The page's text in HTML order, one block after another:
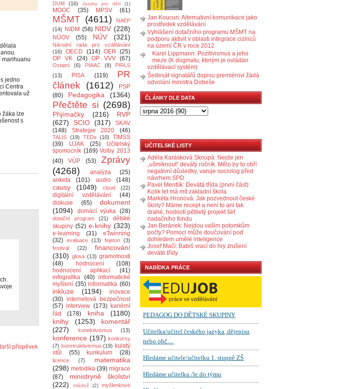
marihuanu
jedno
Centra
už
žáka lze
s
příspěvek
DUM
(16) Jazyky pro děti (1)
MOOC (35) MPSV (61)
MŠMT (4611)
NAEP
(14)
NIDM (58) NIDV (228)
NÚOV (55) NÚV (321)
Národní rada pro vzdělávání
(16)
OECD (114) OER (25)
OP VK
(24) OP VVV (67)
Ostatní (6) PIAAC (8)
PIRLS
(13)
PISA (119)
PR
článek
(1612)
PSP
(80)
Pedagogika (1364)
Přečtěte si (2698)
Přijímačky (216)
RVP
(627)
SCIO (317)
SKAV
(148)
Strategie 2020 (46)
TALIS (19) TEDx (10)
TIMSS
(39)
UJAK (25)
Učitelský
spomocník (169) Volby 2013
(40)
VÚP (53)
Zprávy
(4268)
analýza
(25)
anketa
(101) audio (148)
causy (1049) cloud (22)
digitální vzdělávání
(44)
diskuse
(65)
dokument
(1094)
domácí výuka (28)
dotační program (21)
dětské
skupiny (52) e-knihy (323)
e-learning (31)
eTwinning
(32) evaluace (13) fejeton (3)
festival
(22)
financování
(310) glosa (13) gramotnosti
(48)
hodnocení
(108)
hodnocení aplikací
(41)
infografika (40) informatické
myšlení (35) informatika (60)
inkluze (1194)
inovace
(30) internetová bezpečnost
(57) interview (173) kariérní
řád
(178) kniha
(1180)
knihy
(1253)
komentář
(227)
konektivismus (13)
konference (197) konkursy
(7) konstruktivismus (19) kulatý
stůl
(55) kurikulum (28)
licence (7)
matematika
(298) metodika (39) migrace
(87)
ministryně školství
(222)
mládež (2)
myšlenkové
Jan Koucun: Alternativní komunikace jako
prostředek vzdělávání
Vyhlášení dotačního programu MŠMT na
podporu aktivit v oblasti integrace cizinců
na území ČR v roce 2012
Karel Lippmann: Pozitivismus a jeho
meze (K dogmatu, kterým je ovládán
vzdělávací systém)
Šedesát signatářů dopisu premiérovi žádá
odvolání ministra Dobeše
ČLÁNKY DLE DATA
UČITELSKÉ LISTY
Adéla Karásková Skoupá: Nejde jen
„ušmiknout“ devátý ročník. Mělo by to obří
negativní důsledky, varuje sociolog před
návrhem SPD
Pavel Mentlík: Devátá třída (první část):
Kolik let má mít základní škola
Markéta Hronová: Jak pozvednout české
školy? Máme recept a není to ani tak
drahé, hodnotí pětiletý projekt šéf
nadačního fondu
Jan Beránek: Nejdou vašim potomkům
počty? Pomoci může doučování pod
dohledem umělé inteligence
Josef Mačí: Babiš vrací do hry zrušení
deváté třídy
NABÍDKA PRÁCE